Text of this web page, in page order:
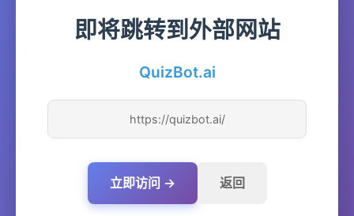
即将跳转到外部网站
QuizBot.ai
https://quizbot.ai/
立即访问 → 返回